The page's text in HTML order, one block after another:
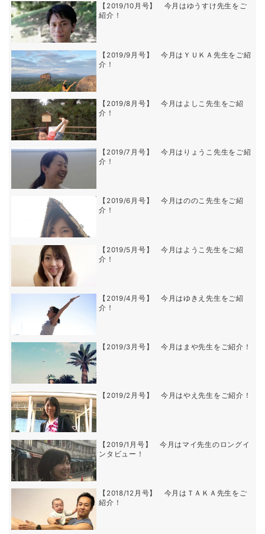
【2019/10月号】 今月はゆうすけ先生をご
紹介！
【2019/9月号】 今月はＹＵＫＡ先生をご紹
介！
【2019/8月号】 今月はよしこ先生をご紹
介！
【2019/7月号】 今月はりょうこ先生をご紹
介！
【2019/6月号】 今月はののこ先生をご紹
介！
【2019/5月号】 今月はようこ先生をご紹
介！
【2019/4月号】 今月はゆきえ先生をご紹
介！
【2019/3月号】 今月はまや先生をご紹介！
【2019/2月号】 今月はやえ先生をご紹介！
【2019/1月号】 今月はマイ先生のロングイ
ンタビュー！
【2018/12月号】 今月はＴＡＫＡ先生をご
紹介！